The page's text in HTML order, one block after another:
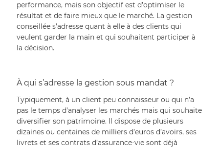
performance, mais son objectif est d’optimiser le
résultat et de faire mieux que le marché. La gestion
conseillée s’adresse quant à elle à des clients qui
veulent garder la main et qui souhaitent participer à
la décision.
À qui s’adresse la gestion sous mandat ?
Typiquement, à un client peu connaisseur ou qui n’a
pas le temps d’analyser les marchés mais qui souhaite
diversifier son patrimoine. Il dispose de plusieurs
dizaines ou centaines de milliers d’euros d’avoirs, ses
livrets et ses contrats d’assurance-vie sont déjà